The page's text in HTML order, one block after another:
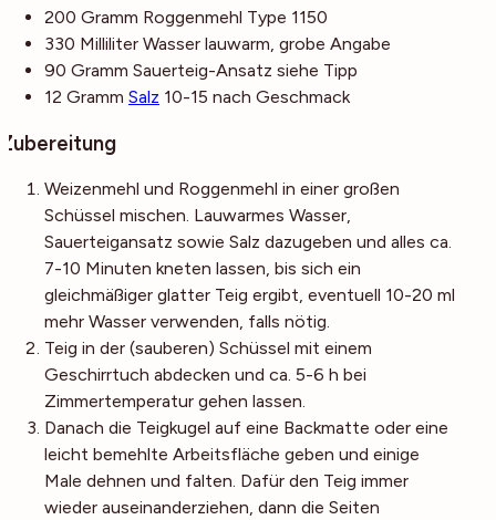
200 Gramm Roggenmehl Type 1150
330 Milliliter Wasser lauwarm, grobe Angabe
90 Gramm Sauerteig-Ansatz siehe Tipp
12 Gramm Salz 10-15 nach Geschmack
Zubereitung
Weizenmehl und Roggenmehl in einer großen
Schüssel mischen. Lauwarmes Wasser,
Sauerteigansatz sowie Salz dazugeben und alles ca.
7-10 Minuten kneten lassen, bis sich ein
gleichmäßiger glatter Teig ergibt, eventuell 10-20 ml
mehr Wasser verwenden, falls nötig.
Teig in der (sauberen) Schüssel mit einem
Geschirrtuch abdecken und ca. 5-6 h bei
Zimmertemperatur gehen lassen.
Danach die Teigkugel auf eine Backmatte oder eine
leicht bemehlte Arbeitsfläche geben und einige
Male dehnen und falten. Dafür den Teig immer
wieder auseinanderziehen, dann die Seiten